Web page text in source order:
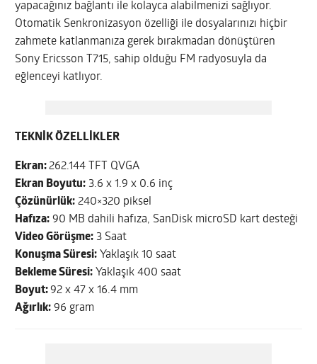
yapacağınız bağlantı ile kolayca alabilmenizi sağlıyor.
Otomatik Senkronizasyon özelliği ile dosyalarınızı hiçbir
zahmete katlanmanıza gerek bırakmadan dönüştüren
Sony Ericsson T715, sahip olduğu FM radyosuyla da
eğlenceyi katlıyor.
TEKNİK ÖZELLİKLER
Ekran:262.144 TFT QVGA
Ekran Boyutu: 3.6 x 1.9 x 0.6 inç
Çözünürlük: 240×320 piksel
Hafıza: 90 MB dahili hafıza, SanDisk microSD kart desteği
Video Görüşme: 3 Saat
Konuşma Süresi: Yaklaşık 10 saat
Bekleme Süresi: Yaklaşık 400 saat
Boyut:92 x 47 x 16.4 mm
Ağırlık: 96 gram